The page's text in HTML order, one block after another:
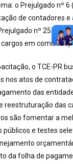
o Prejulgado nº 6
de contadores e
nº 25
em comissão).
o TCE-PR
nos atos de
das
reestruturação das
são fomentar a
públicos e testes
da folha de